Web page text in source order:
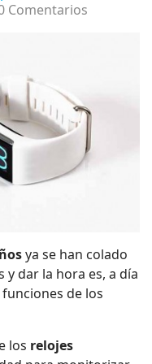
Comentarios
ya se han colado
y dar la hora es, a día
de los
los relojes